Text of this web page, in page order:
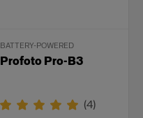
BATTERY-POWERED
Profoto Pro-B3
(4)